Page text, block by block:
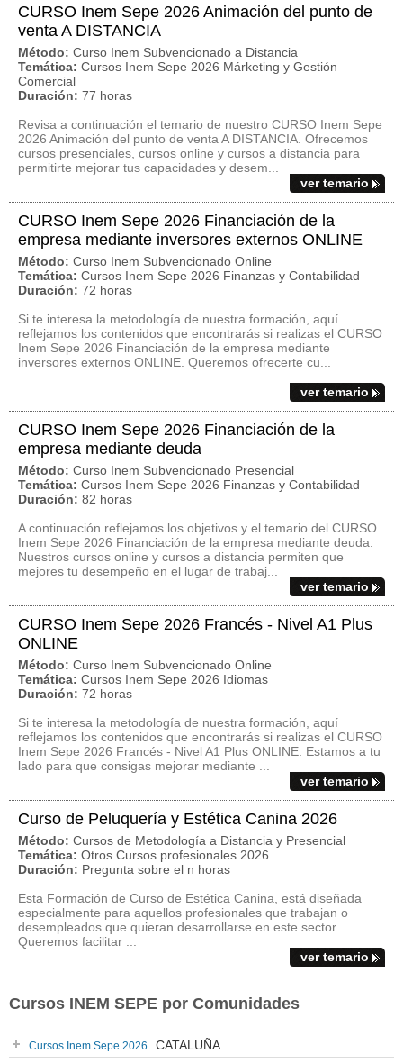
CURSO Inem Sepe 2026 Animación del punto de
venta A DISTANCIA
Método: Curso Inem Subvencionado a Distancia
Temática: Cursos Inem Sepe 2026 Márketing y Gestión
Comercial
Duración: 77 horas
Revisa a continuación el temario de nuestro CURSO Inem Sepe
2026 Animación del punto de venta A DISTANCIA. Ofrecemos
cursos presenciales, cursos online y cursos a distancia para
permitirte mejorar tus capacidades y desem...
ver temario
CURSO Inem Sepe 2026 Financiación de la
empresa mediante inversores externos ONLINE
Método: Curso Inem Subvencionado Online
Temática: Cursos Inem Sepe 2026 Finanzas y Contabilidad
Duración: 72 horas
Si te interesa la metodología de nuestra formación, aquí
reflejamos los contenidos que encontrarás si realizas el CURSO
Inem Sepe 2026 Financiación de la empresa mediante
inversores externos ONLINE. Queremos ofrecerte cu...
ver temario
CURSO Inem Sepe 2026 Financiación de la
empresa mediante deuda
Método: Curso Inem Subvencionado Presencial
Temática: Cursos Inem Sepe 2026 Finanzas y Contabilidad
Duración: 82 horas
A continuación reflejamos los objetivos y el temario del CURSO
Inem Sepe 2026 Financiación de la empresa mediante deuda.
Nuestros cursos online y cursos a distancia permiten que
mejores tu desempeño en el lugar de trabaj...
ver temario
CURSO Inem Sepe 2026 Francés - Nivel A1 Plus
ONLINE
Método: Curso Inem Subvencionado Online
Temática: Cursos Inem Sepe 2026 Idiomas
Duración: 72 horas
Si te interesa la metodología de nuestra formación, aquí
reflejamos los contenidos que encontrarás si realizas el CURSO
Inem Sepe 2026 Francés - Nivel A1 Plus ONLINE. Estamos a tu
lado para que consigas mejorar mediante ...
ver temario
Curso de Peluquería y Estética Canina 2026
Método: Cursos de Metodología a Distancia y Presencial
Temática: Otros Cursos profesionales 2026
Duración: Pregunta sobre el n horas
Esta Formación de Curso de Estética Canina, está diseñada
especialmente para aquellos profesionales que trabajan o
desempleados que quieran desarrollarse en este sector.
Queremos facilitar ...
ver temario
Cursos INEM SEPE por Comunidades
Cursos Inem Sepe 2026 CATALUÑA